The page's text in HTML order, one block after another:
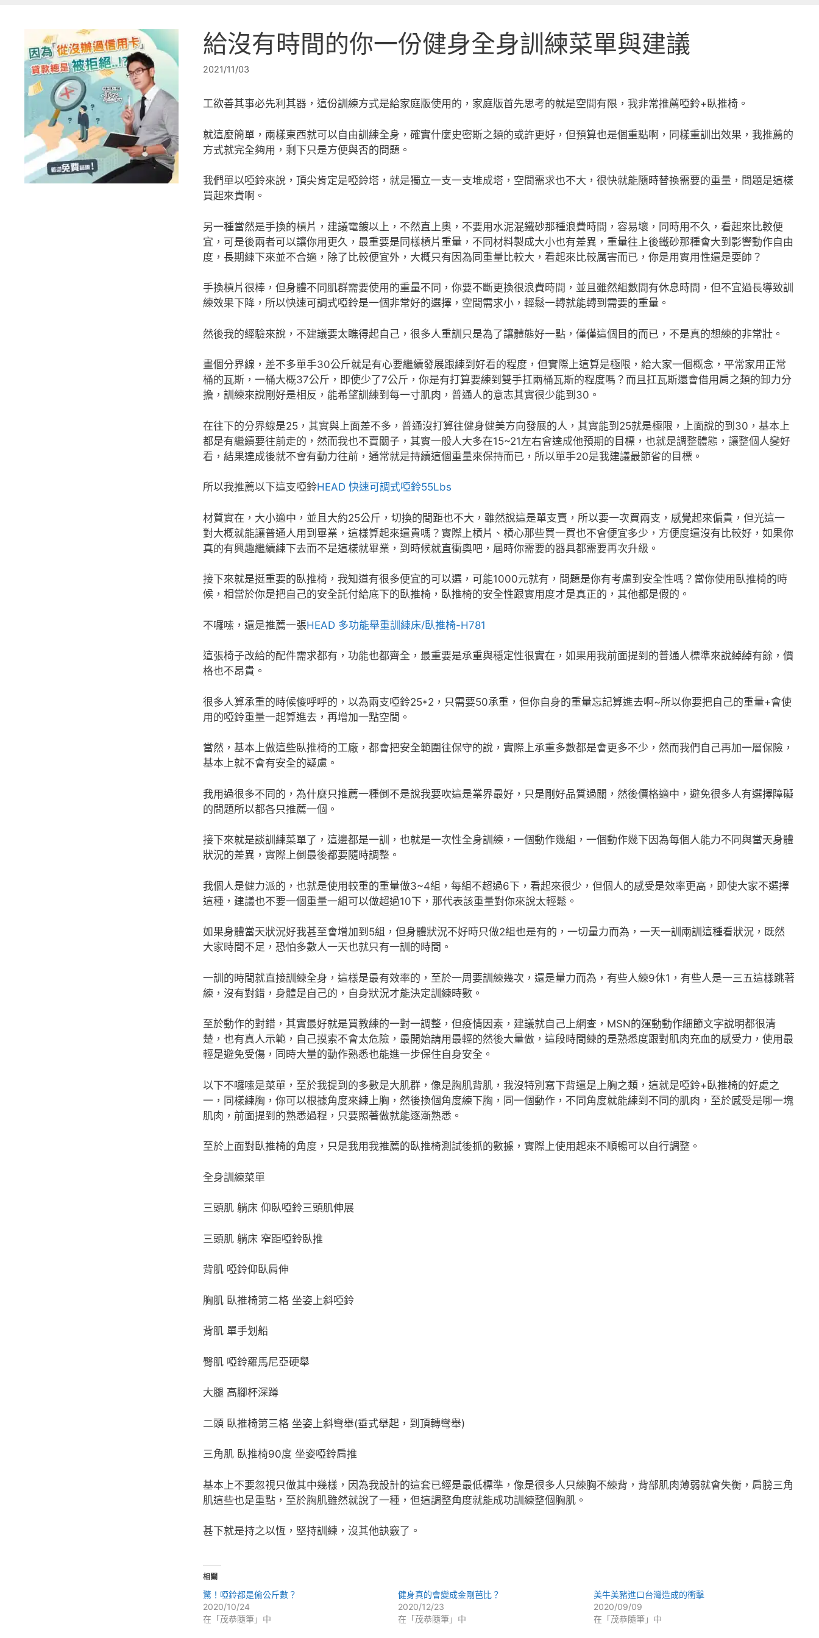
給沒有時間的你一份健身全身訓練菜單與建議
2021/11/03
工欲善其事必先利其器，這份訓練方式是給家庭版使用的，家庭版首先思考的就是空間有限，我非常推薦啞鈴+臥推椅。
就這麼簡單，兩樣東西就可以自由訓練全身，確實什麼史密斯之類的或許更好，但預算也是個重點啊，同樣重訓出效果，我推薦的
方式就完全夠用，剩下只是方便與否的問題。
我們單以啞鈴來說，頂尖肯定是啞鈴塔，就是獨立一支一支堆成塔，空間需求也不大，很快就能隨時替換需要的重量，問題是這樣
買起來貴啊。
另一種當然是手換的槓片，建議電鍍以上，不然直上奧，不要用水泥混鐵砂那種浪費時間，容易壞，同時用不久，看起來比較便
宜，可是後兩者可以讓你用更久，最重要是同樣槓片重量，不同材料製成大小也有差異，重量往上後鐵砂那種會大到影響動作自由
度，長期練下來並不合適，除了比較便宜外，大概只有因為同重量比較大，看起來比較厲害而已，你是用實用性還是耍帥？
手換槓片很棒，但身體不同肌群需要使用的重量不同，你要不斷更換很浪費時間，並且雖然組數間有休息時間，但不宜過長導致訓
練效果下降，所以快速可調式啞鈴是一個非常好的選擇，空間需求小，輕鬆一轉就能轉到需要的重量。
然後我的經驗來說，不建議要太瞧得起自己，很多人重訓只是為了讓體態好一點，僅僅這個目的而已，不是真的想練的非常壯。
畫個分界線，差不多單手30公斤就是有心要繼續發展跟練到好看的程度，但實際上這算是極限，給大家一個概念，平常家用正常
桶的瓦斯，一桶大概37公斤，即使少了7公斤，你是有打算要練到雙手扛兩桶瓦斯的程度嗎？而且扛瓦斯還會借用肩之類的卸力分
擔，訓練來說剛好是相反，能希望訓練到每一寸肌肉，普通人的意志其實很少能到30。
在往下的分界線是25，其實與上面差不多，普通沒打算往健身健美方向發展的人，其實能到25就是極限，上面說的到30，基本上
都是有繼續要往前走的，然而我也不賣關子，其實一般人大多在15~21左右會達成他預期的目標，也就是調整體態，讓整個人變好
看，結果達成後就不會有動力往前，通常就是持續這個重量來保持而已，所以單手20是我建議最節省的目標。
所以我推薦以下這支啞鈴HEAD 快速可調式啞鈴55Lbs
材質實在，大小適中，並且大約25公斤，切換的間距也不大，雖然說這是單支賣，所以要一次買兩支，感覺起來偏貴，但光這一
對大概就能讓普通人用到畢業，這樣算起來還貴嗎？實際上槓片、槓心那些買一買也不會便宜多少，方便度還沒有比較好，如果你
真的有興趣繼續練下去而不是這樣就畢業，到時候就直衝奧吧，屆時你需要的器具都需要再次升級。
接下來就是挺重要的臥推椅，我知道有很多便宜的可以選，可能1000元就有，問題是你有考慮到安全性嗎？當你使用臥推椅的時
候，相當於你是把自己的安全託付給底下的臥推椅，臥推椅的安全性跟實用度才是真正的，其他都是假的。
不囉嗦，還是推薦一張HEAD 多功能舉重訓練床/臥推椅-H781
這張椅子改給的配件需求都有，功能也都齊全，最重要是承重與穩定性很實在，如果用我前面提到的普通人標準來說綽綽有餘，價
格也不昂貴。
很多人算承重的時候傻呼呼的，以為兩支啞鈴25*2，只需要50承重，但你自身的重量忘記算進去啊~所以你要把自己的重量+會使
用的啞鈴重量一起算進去，再增加一點空間。
當然，基本上做這些臥推椅的工廠，都會把安全範圍往保守的說，實際上承重多數都是會更多不少，然而我們自己再加一層保險，
基本上就不會有安全的疑慮。
我用過很多不同的，為什麼只推薦一種倒不是說我要吹這是業界最好，只是剛好品質過關，然後價格適中，避免很多人有選擇障礙
的問題所以都各只推薦一個。
接下來就是談訓練菜單了，這邊都是一訓，也就是一次性全身訓練，一個動作幾組，一個動作幾下因為每個人能力不同與當天身體
狀況的差異，實際上倒最後都要隨時調整。
我個人是健力派的，也就是使用較重的重量做3~4組，每組不超過6下，看起來很少，但個人的感受是效率更高，即使大家不選擇
這種，建議也不要一個重量一組可以做超過10下，那代表該重量對你來說太輕鬆。
如果身體當天狀況好我甚至會增加到5組，但身體狀況不好時只做2組也是有的，一切量力而為，一天一訓兩訓這種看狀況，既然
大家時間不足，恐怕多數人一天也就只有一訓的時間。
一訓的時間就直接訓練全身，這樣是最有效率的，至於一周要訓練幾次，還是量力而為，有些人練9休1，有些人是一三五這樣跳著
練，沒有對錯，身體是自己的，自身狀況才能決定訓練時數。
至於動作的對錯，其實最好就是買教練的一對一調整，但疫情因素，建議就自己上網查，MSN的運動動作細節文字說明都很清
楚，也有真人示範，自己摸索不會太危險，最開始請用最輕的然後大量做，這段時間練的是熟悉度跟對肌肉充血的感受力，使用最
輕是避免受傷，同時大量的動作熟悉也能進一步保住自身安全。
以下不囉嗦是菜單，至於我提到的多數是大肌群，像是胸肌背肌，我沒特別寫下背還是上胸之類，這就是啞鈴+臥推椅的好處之
一，同樣練胸，你可以根據角度來練上胸，然後換個角度練下胸，同一個動作，不同角度就能練到不同的肌肉，至於感受是哪一塊
肌肉，前面提到的熟悉過程，只要照著做就能逐漸熟悉。
至於上面對臥推椅的角度，只是我用我推薦的臥推椅測試後抓的數據，實際上使用起來不順暢可以自行調整。
全身訓練菜單
三頭肌 躺床 仰臥啞鈴三頭肌伸展
三頭肌 躺床 窄距啞鈴臥推
背肌 啞鈴仰臥肩伸
胸肌 臥推椅第二格 坐姿上斜啞鈴
背肌 單手划船
臀肌 啞鈴羅馬尼亞硬舉
大腿 高腳杯深蹲
二頭 臥推椅第三格 坐姿上斜彎舉(垂式舉起，到頂轉彎舉)
三角肌 臥推椅90度 坐姿啞鈴肩推
基本上不要忽視只做其中幾樣，因為我設計的這套已經是最低標準，像是很多人只練胸不練背，背部肌肉薄弱就會失衡，肩膀三角
肌這些也是重點，至於胸肌雖然就說了一種，但這調整角度就能成功訓練整個胸肌。
甚下就是持之以恆，堅持訓練，沒其他訣竅了。
相關
驚！啞鈴都是偷公斤數？
2020/10/24
在「茂恭隨筆」中
健身真的會變成金剛芭比？
2020/12/23
在「茂恭隨筆」中
美牛美豬進口台灣造成的衝擊
2020/09/09
在「茂恭隨筆」中